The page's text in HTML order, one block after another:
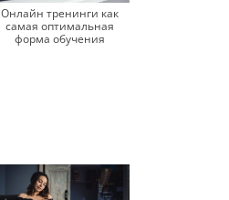
Онлайн тренинги как
самая оптимальная
форма обучения